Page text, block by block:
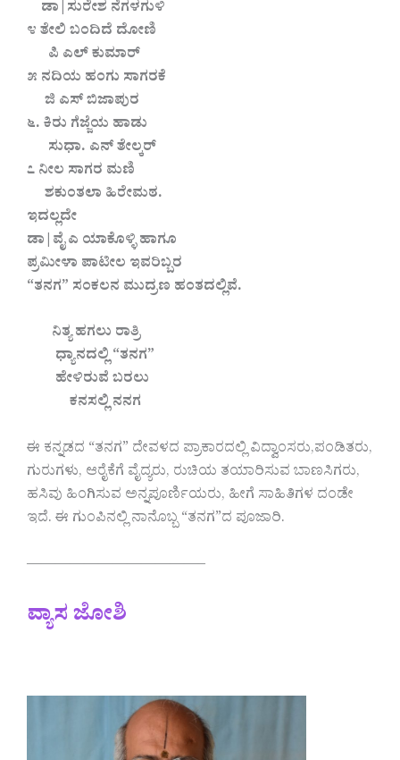
ಡಾ|ಸುರೇಶ ನೆಗಳಗುಳಿ
೪ ತೇಲಿ ಬಂದಿದೆ ದೋಣಿ
ಪಿ ಎಲ್ ಕುಮಾರ್
೫ ನದಿಯ ಹಂಗು ಸಾಗರಕೆ
ಜಿ ಎಸ್ ಬಿಜಾಪುರ
೬. ಕಿರು ಗೆಜ್ಜೆಯ ಹಾಡು
ಸುಧಾ. ಎನ್ ತೇಲ್ಕರ್
೭ ನೀಲ ಸಾಗರ ಮಣಿ
ಶಕುಂತಲಾ ಹಿರೇಮಠ.
ಇದಲ್ಲದೇ
ಡಾ|ವೈ ಎ ಯಾಕೊಳ್ಳಿ ಹಾಗೂ
ಪ್ರಮೀಳಾ ಪಾಟೀಲ ಇವರಿಬ್ಬರ
“ತನಗ” ಸಂಕಲನ ಮುದ್ರಣ ಹಂತದಲ್ಲಿವೆ.
ನಿತ್ಯ ಹಗಲು ರಾತ್ರಿ
ಧ್ಯಾನದಲ್ಲಿ “ತನಗ”
ಹೇಳಿರುವೆ ಬರಲು
ಕನಸಲ್ಲಿ ನನಗ
ಈ ಕನ್ನಡದ “ತನಗ” ದೇವಳದ ಪ್ರಾಕಾರದಲ್ಲಿ ವಿದ್ವಾಂಸರು,ಪಂಡಿತರು,
ಗುರುಗಳು, ಆರೈಕೆಗೆ ವೈದ್ಯರು, ರುಚಿಯ ತಯಾರಿಸುವ ಬಾಣಸಿಗರು,
ಹಸಿವು ಹಿಂಗಿಸುವ ಅನ್ನಪೂರ್ಣಿಯರು, ಹೀಗೆ ಸಾಹಿತಿಗಳ ದಂಡೇ
ಇದೆ. ಈ ಗುಂಪಿನಲ್ಲಿ ನಾನೊಬ್ಬ “ತನಗ”ದ ಪೂಜಾರಿ.
————————————–
ವ್ಯಾಸ ಜೋಶಿ